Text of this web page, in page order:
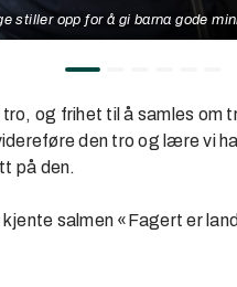
stiller opp for å gi barna gode
og frihet til å samles om
den tro og lære vi
på den.
salmen «Fagert er